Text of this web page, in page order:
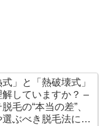
」と「熱破壊式」
していますか？ –
毛の“本当の差”、
ぶべき脱毛法につ